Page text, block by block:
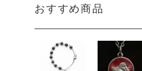
おすすめ商品